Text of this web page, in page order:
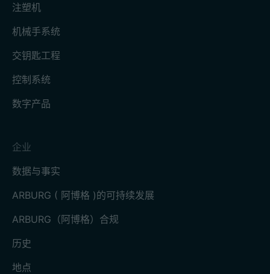
注塑机
机械手系统
交钥匙工程
控制系统
数字产品
企业
数据与事实
ARBURG ( 阿博格 )的可持续发展
ARBURG（阿博格）合规
历史
地点